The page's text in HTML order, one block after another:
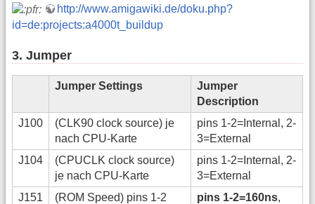
http://www.amigawiki.de/doku.php?
id=de:projects:a4000t_buildup
3. Jumper
Jumper Settings
Jumper
Description
J100
(CLK90 clock source) je
nach CPU-Karte
pins 1-2=Internal, 2-
3=External
J104
(CPUCLK clock source)
je nach CPU-Karte
pins 1-2=Internal, 2-
3=External
J151
(ROM Speed) pins 1-2 pins 1-2=160ns,